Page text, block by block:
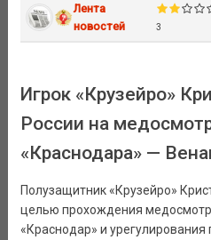
Лента
новостей
3
Игрок «Крузейро»
России на
«Краснодара» —
Полузащитник «Крузейро»
целью прохождения
«Краснодар» и